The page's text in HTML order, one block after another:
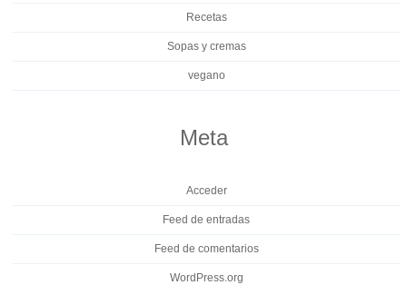
Recetas
Sopas y cremas
vegano
Meta
Acceder
Feed de entradas
Feed de comentarios
WordPress.org